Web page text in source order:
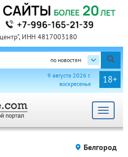
ИНН 4817003180
по новостям
18+
9 августа 2026 г.
воскресенье
Toggle
Белгород